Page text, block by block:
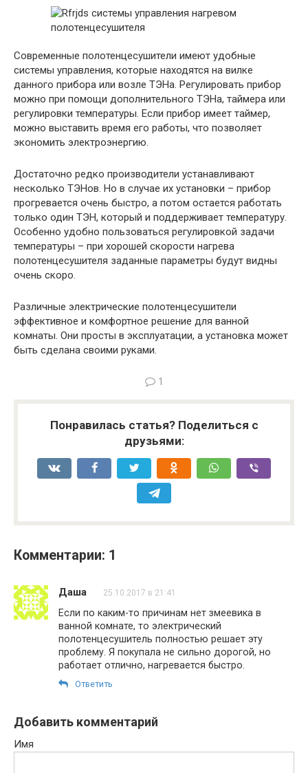
Современные полотенцесушители имеют удобные
системы управления, которые находятся на вилке
данного прибора или возле ТЭНа. Регулировать прибор
можно при помощи дополнительного ТЭНа, таймера или
регулировки температуры. Если прибор имеет таймер,
можно выставить время его работы, что позволяет
экономить электроэнергию.
Достаточно редко производители устанавливают
несколько ТЭНов. Но в случае их установки – прибор
прогревается очень быстро, а потом остается работать
только один ТЭН, который и поддерживает температуру.
Особенно удобно пользоваться регулировкой задачи
температуры – при хорошей скорости нагрева
полотенцесушителя заданные параметры будут видны
очень скоро.
Различные электрические полотенцесушители
эффективное и комфортное решение для ванной
комнаты. Они просты в эксплуатации, а установка может
быть сделана своими руками.
1
Понравилась статья? Поделиться с
друзьями:
Комментарии: 1
Даша 25.10.2017 в 21:41
Если по каким-то причинам нет змеевика в
ванной комнате, то электрический
полотенцесушитель полностью решает эту
проблему. Я покупала не сильно дорогой, но
работает отлично, нагревается быстро.
Ответить
Добавить комментарий
Имя